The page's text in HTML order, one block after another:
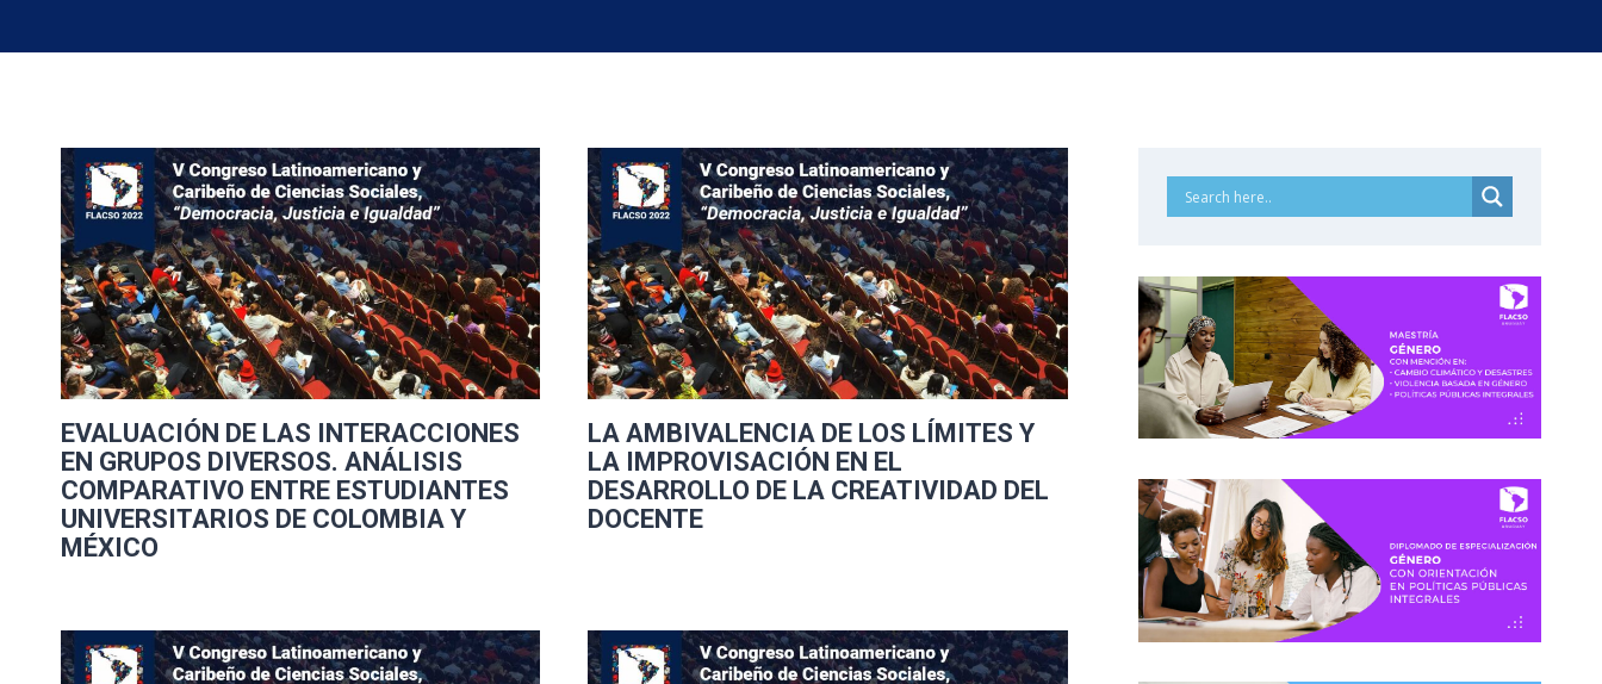
EVALUACIÓN DE LAS INTERACCIONES
EN GRUPOS DIVERSOS. ANÁLISIS
COMPARATIVO ENTRE ESTUDIANTES
UNIVERSITARIOS DE COLOMBIA Y
MÉXICO
LA AMBIVALENCIA DE LOS LÍMITES Y
LA IMPROVISACIÓN EN EL
DESARROLLO DE LA CREATIVIDAD DEL
DOCENTE